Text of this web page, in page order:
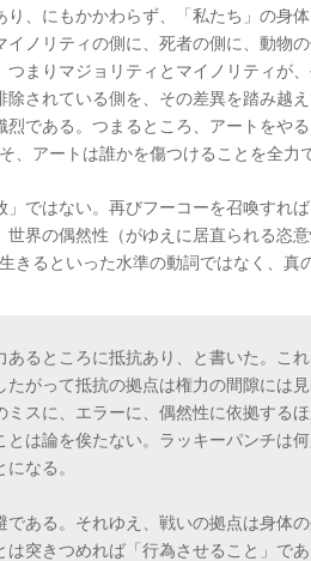
、にもかかわらず、「私たち」の身
ノリティの側に、死者の側に、動物
まりマジョリティとマイノリティが
されている側を、その差異を踏み越
である。つまるところ、アートをや
そ、アートは誰かを傷つけることを全力
ではない。再びフーコーを召喚すれ
界の偶然性（がゆえに居直られる恣
きるといった水準の動詞ではなく、真
るところに抵抗あり、と書いた。こ
がって抵抗の拠点は権力の間隙には
スに、エラーに、偶然性に依拠する
は論を俟たない。ラッキーパンチは
なる。
ある。それゆえ、戦いの拠点は身体
突きつめれば「行為させること」で